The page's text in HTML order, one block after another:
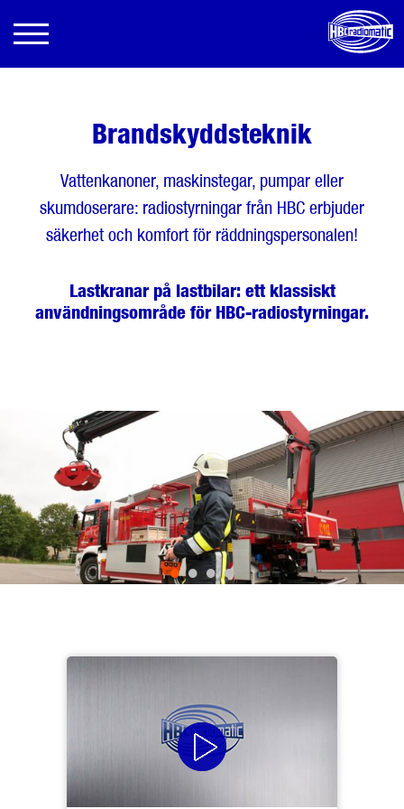
Brandskyddsteknik
Vattenkanoner, maskinstegar, pumpar eller
skumdoserare: radiostyrningar från HBC erbjuder
säkerhet och komfort för räddningspersonalen!
Lastkranar på lastbilar: ett klassiskt
användningsområde för HBC-radiostyrningar.
•• ••